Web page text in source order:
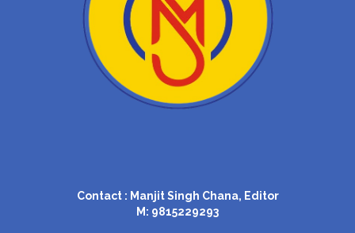
Contact : Manjit Singh Chana, Editor
M: 9815229293